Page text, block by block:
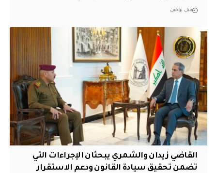
قبل يومين
القاضي زيدان والشمري يبحثان الإجراءات التي
تضمن تحقيق سيادة القانون ودعم الاستقرار